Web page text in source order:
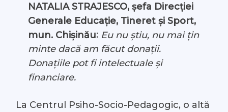
NATALIA STRAJESCO, șefa Direcției
Generale Educație, Tineret și Sport,
mun. Chișinău: Eu nu știu, nu mai țin
minte dacă am făcut donații.
Donațiile pot fi intelectuale și
financiare.
La Centrul Psiho-Socio-Pedagogic, o altă